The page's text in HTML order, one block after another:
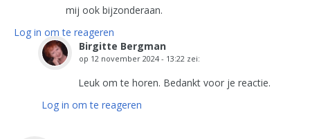
mij ook bijzonderaan.
Log in om te reageren
Birgitte Bergman
op 12 november 2024 - 13:22 zei:
Leuk om te horen. Bedankt voor je reactie.
Log in om te reageren